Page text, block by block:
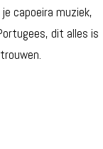
capoeira muziek,
dit alles is